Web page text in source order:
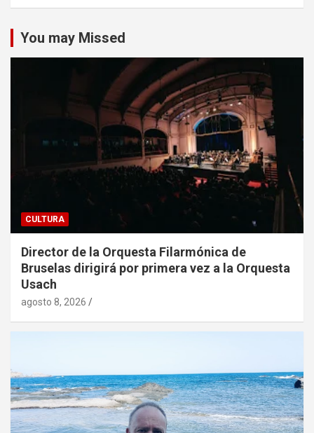
You may Missed
CULTURA
Director de la Orquesta Filarmónica de
Bruselas dirigirá por primera vez a la Orquesta
Usach
agosto 8, 2026